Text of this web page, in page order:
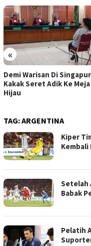
«
Demi Warisan Di
Kakak Seret Adik Ke Meja
Hijau
TAG:ARGENTINA
Kiper
Setelah
Babak
Pelatih